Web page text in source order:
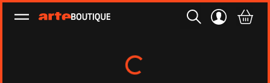
Ouvrir le menu